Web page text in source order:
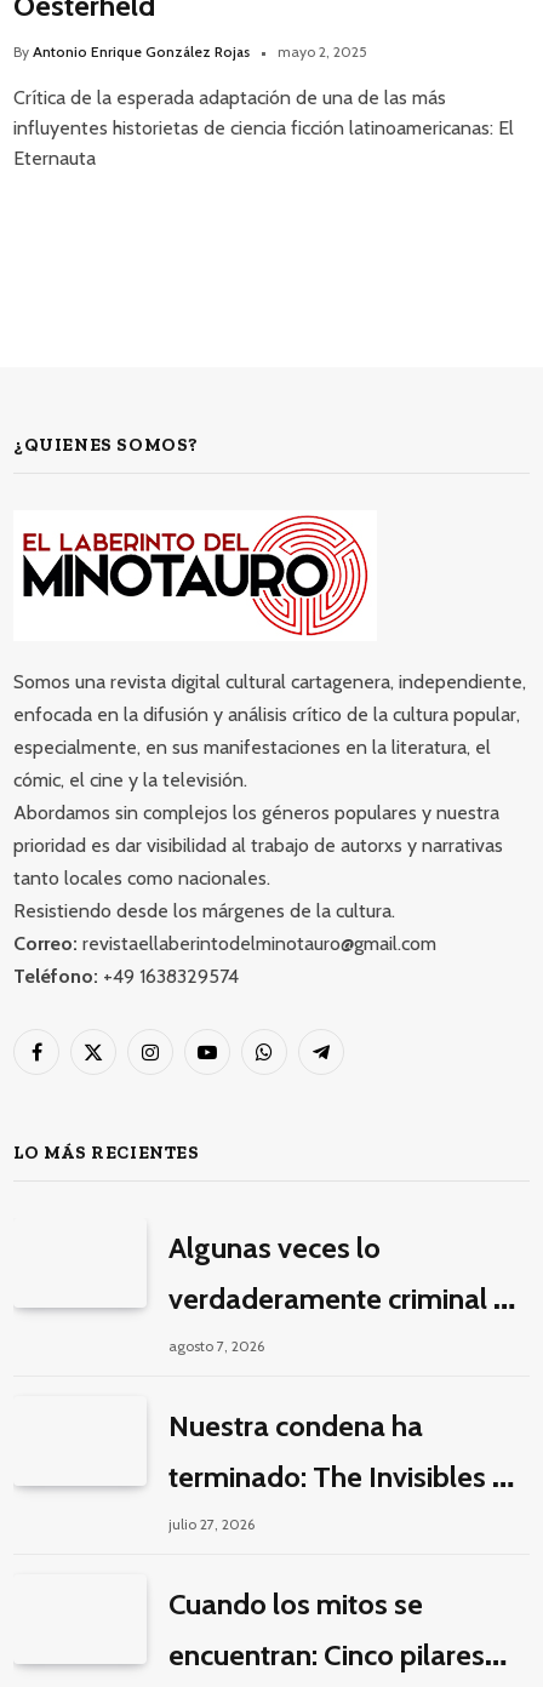
By Antonio Enrique González Rojas mayo 2, 2025
Crítica de la esperada adaptación de una de las más
influyentes historietas de ciencia ficción latinoamericanas: El
Eternauta
¿QUIENES SOMOS?
Somos una revista digital cultural cartagenera, independiente,
enfocada en la difusión y análisis crítico de la cultura popular,
especialmente, en sus manifestaciones en la literatura, el
cómic, el cine y la televisión.
Abordamos sin complejos los géneros populares y nuestra
prioridad es dar visibilidad al trabajo de autorxs y narrativas
tanto locales como nacionales.
Resistiendo desde los márgenes de la cultura.
Correo: revistaellaberintodelminotauro@gmail.com
Teléfono: +49 1638329574
Facebook
X
InstagramYouTubeWhatsAppTelegram
LO MÁS RECIENTES
Algunas veces lo
verdaderamente criminal es
pasar horas y horas viendo
agosto 7, 2026
Nuestra condena ha
terminado: The Invisibles y
la guerra por la imaginación
julio 27, 2026
Cuando los mitos se
encuentran: Cinco pilares